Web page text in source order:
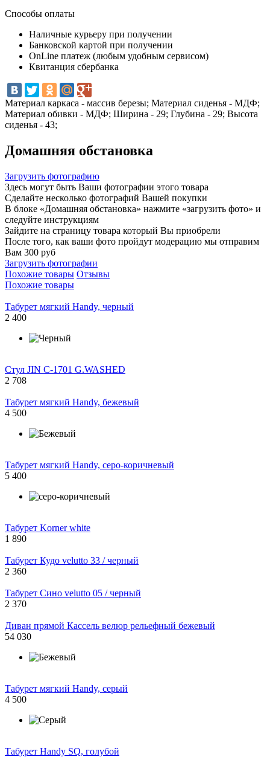
Способы оплаты
Наличные курьеру при получении
Банковской картой при получении
OnLine платеж (любым удобным сервисом)
Квитанция сбербанка
Материал каркаса - массив березы; Материал сиденья - МДФ;
Материал обивки - МДФ; Ширина - 29; Глубина - 29; Высота
сиденья - 43;
Домашняя обстановка
Загрузить фотографию
Здесь могут быть Ваши фотографии этого товара
Сделайте несколько фотографий Вашей покупки
В блоке «Домашняя обстановка» нажмите «загрузить фото» и
следуйте инструкциям
Зайдите на страницу товара который Вы приобрели
После того, как ваши фото пройдут модерацию мы отправим
Вам 300 руб
Загрузить фотографии
Похожие товары Отзывы
Похожие товары
Табурет мягкий Handy, черный
2 400
Стул JIN C-1701 G.WASHED
2 708
Табурет мягкий Handy, бежевый
4 500
Табурет мягкий Handy, серо-коричневый
5 400
Табурет Korner white
1 890
Табурет Кудо velutto 33 / черный
2 360
Табурет Сино velutto 05 / черный
2 370
Диван прямой Кассель велюр рельефный бежевый
54 030
Табурет мягкий Handy, серый
4 500
Табурет Handy SQ, голубой